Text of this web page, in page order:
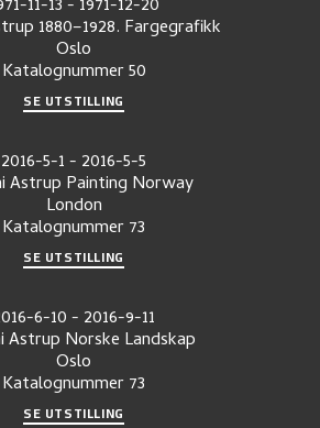
11-13- 1971-12-20
1880–1928. Fargegrafikk
Oslo
Katalognummer50
SE UTSTILLING
2016-5-1- 2016-5-5
Astrup Painting Norway
London
Katalognummer73
SE UTSTILLING
6-10- 2016-9-11
Astrup Norske Landskap
Oslo
Katalognummer73
SE UTSTILLING